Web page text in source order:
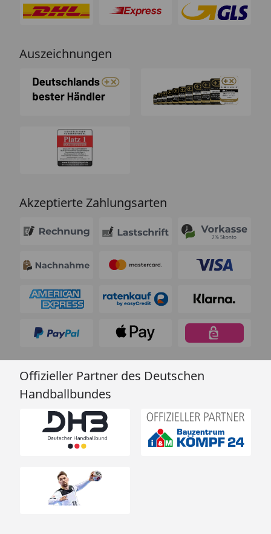
Auszeichnungen
Akzeptierte Zahlungsarten
Offizieller Partner des Deutschen
Handballbundes